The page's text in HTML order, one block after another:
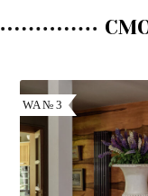
WA № 3